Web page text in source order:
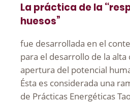
La práctica de la
huesos”
fue desarrollada en el
para el desarrollo de la alta
apertura del potencial
Ésta es considerada una
de Prácticas Energéticas